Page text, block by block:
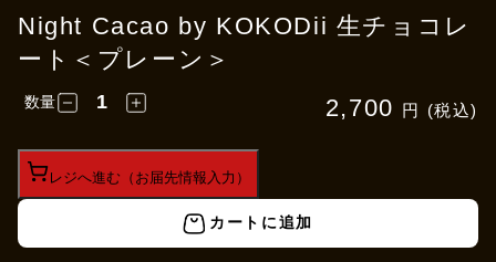
Night Cacao by KOKODii 生チョコレ
ート＜プレーン＞
2,700 円 (税込)
数量
レジへ進む（お届先情報入力）
カートに追加